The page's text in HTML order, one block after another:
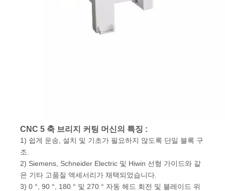
CNC 5 축 브리지 커팅 머신의 특징 :
1) 쉽게 운송, 설치 및 기초가 필요하지 않도록 단일 블록 구
조.
2) Siemens, Schneider Electric 및 Hiwin 선형 가이드와 같
은 기타 고품질 액세서리가 채택되었습니다.
3) 0 °, 90 °, 180 ° 및 270 ° 자동 헤드 회전 및 블레이드 위